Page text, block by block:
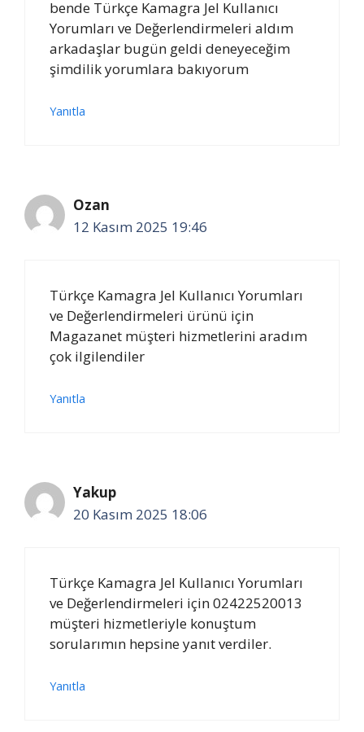
bende Türkçe Kamagra Jel Kullanıcı
Yorumları ve Değerlendirmeleri aldım
arkadaşlar bugün geldi deneyeceğim
şimdilik yorumlara bakıyorum
Yanıtla
Ozan
12 Kasım 2025 19:46
Türkçe Kamagra Jel Kullanıcı Yorumları
ve Değerlendirmeleri ürünü için
Magazanet müşteri hizmetlerini aradım
çok ilgilendiler
Yanıtla
Yakup
20 Kasım 2025 18:06
Türkçe Kamagra Jel Kullanıcı Yorumları
ve Değerlendirmeleri için 02422520013
müşteri hizmetleriyle konuştum
sorularımın hepsine yanıt verdiler.
Yanıtla